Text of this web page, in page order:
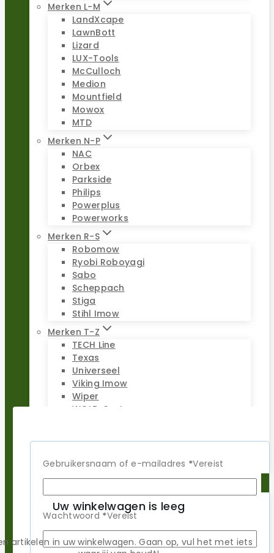
Merken L-M
LandXcape
LawnBott
Lizard
LUX-Tools
McCulloch
Medion
Mountfield
Mowox
MTD
Merken N-P
NAC
Orbex
Parkside
Philips
Powerplus
Powerworks
Merken R-S
Robomow
Ryobi Roboyagi
Sabo
Scheppach
Stiga
Stihl Imow
Merken T-Z
TECH Line
Texas
Universeel
Viking Imow
Wiper
WOLF-Garten
Populaire merken
Gardena
Husqvarna
Gebruikersnaam of e-mailadres *Vereist
Wachtwoord *Vereist
Uw winkelwagen is leeg
artikelen in uw winkelwagen. Gaan op, vul het met iets